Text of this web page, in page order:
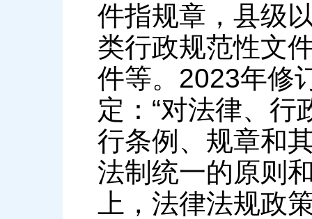
件指规章，县级
类行政规范性文
件等。2023年修
定：“对法律、
行条例、规章和
法制统一的原则
上，法律法规政